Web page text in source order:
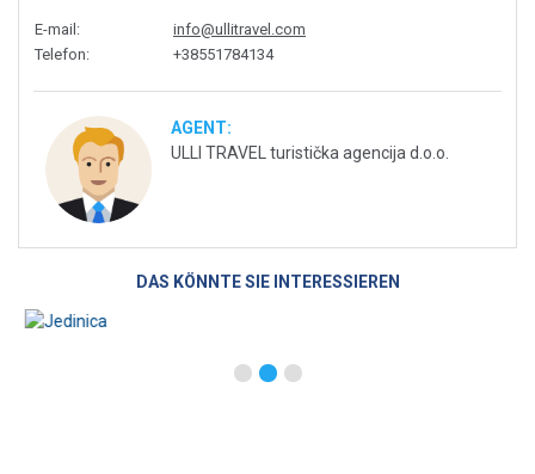
E-mail :
info@ullitravel.com
Telefon: +38551784134
AGENT:
ULLI TRAVEL turistička agencija d.o.o.
DAS KÖNNTE SIE INTERESSIEREN